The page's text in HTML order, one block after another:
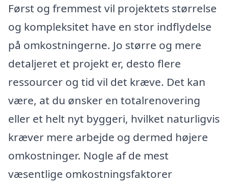
Først og fremmest vil projektets størrelse
og kompleksitet have en stor indflydelse
på omkostningerne. Jo større og mere
detaljeret et projekt er, desto flere
ressourcer og tid vil det kræve. Det kan
være, at du ønsker en totalrenovering
eller et helt nyt byggeri, hvilket naturligvis
kræver mere arbejde og dermed højere
omkostninger. Nogle af de mest
væsentlige omkostningsfaktorer